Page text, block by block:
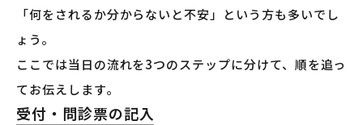
「何をされるか分からないと不安」という方も多いでし
ょう。
ここでは当日の流れを3つのステップに分けて、順を追っ
てお伝えします。
受付・問診票の記入